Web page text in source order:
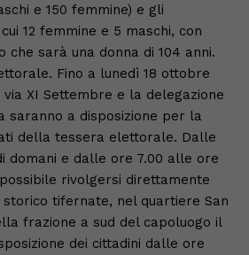
e 150 femmine) e gli
12 femmine e 5 maschi, con
che sarà una donna di 104 anni.
Fino a lunedì 18 ottobre
XI Settembre e la delegazione
saranno a disposizione per la
della tessera elettorale. Dalle
domani e dalle ore 7.00 alle ore
rivolgersi direttamente
tifernate, nel quartiere San
frazione a sud del capoluogo il
dei cittadini dalle ore